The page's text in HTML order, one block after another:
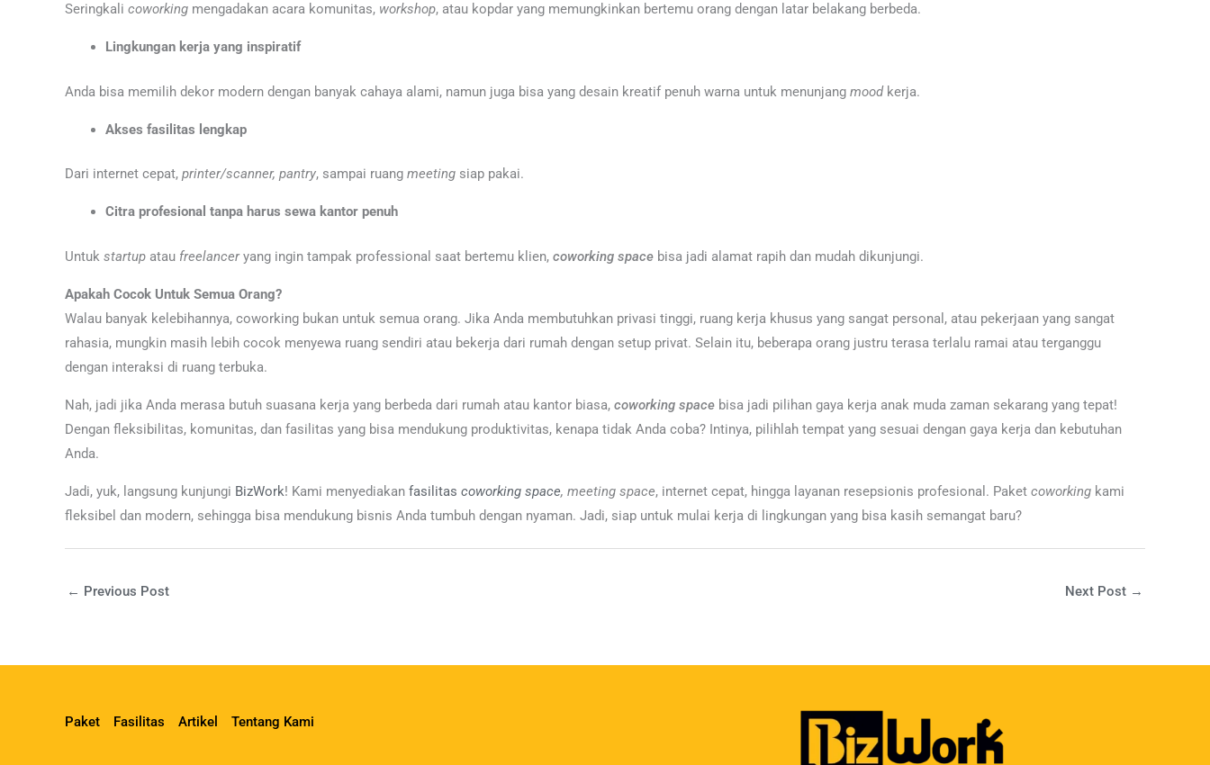
Seringkali coworking mengadakan acara komunitas, workshop, atau kopdar yang memungkinkan bertemu orang dengan latar belakang berbeda.
Lingkungan kerja yang inspiratif
Anda bisa memilih dekor modern dengan banyak cahaya alami, namun juga bisa yang desain kreatif penuh warna untuk menunjang moodkerja.
Akses fasilitas lengkap
Dari internet cepat, printer/scanner, pantry, sampai ruang meeting siap pakai.
Citra profesional tanpa harus sewa kantor penuh
Untuk startup atau freelanceryang ingin tampak professional saat bertemu klien, coworking space bisa jadi alamat rapih dan mudah dikunjungi.
Apakah Cocok Untuk Semua Orang?
Walau banyak kelebihannya, coworking bukan untuk semua orang. Jika Anda membutuhkan privasi tinggi, ruang kerja khusus yang sangat personal, atau pekerjaan yang sangat
rahasia, mungkin masih lebih cocok menyewa ruang sendiri atau bekerja dari rumah dengan setup privat. Selain itu, beberapa orang justru terasa terlalu ramai atau terganggu
dengan interaksi di ruang terbuka.
Nah, jadi jika Anda merasa butuh suasana kerja yang berbeda dari rumah atau kantor biasa, coworking space bisa jadi pilihan gaya kerja anak muda zaman sekarang yang tepat!
Dengan fleksibilitas, komunitas, dan fasilitas yang bisa mendukung produktivitas, kenapa tidak Anda coba? Intinya, pilihlah tempat yang sesuai dengan gaya kerja dan kebutuhan
Anda.
Jadi, yuk, langsung kunjungi BizWork! Kami menyediakan fasilitas coworking space, meeting space, internet cepat, hingga layanan resepsionis profesional. Paket coworking kami
fleksibel dan modern, sehingga bisa mendukung bisnis Anda tumbuh dengan nyaman. Jadi, siap untuk mulai kerja di lingkungan yang bisa kasih semangat baru?
← Previous Post Next Post →
Paket Fasilitas Artikel Tentang Kami